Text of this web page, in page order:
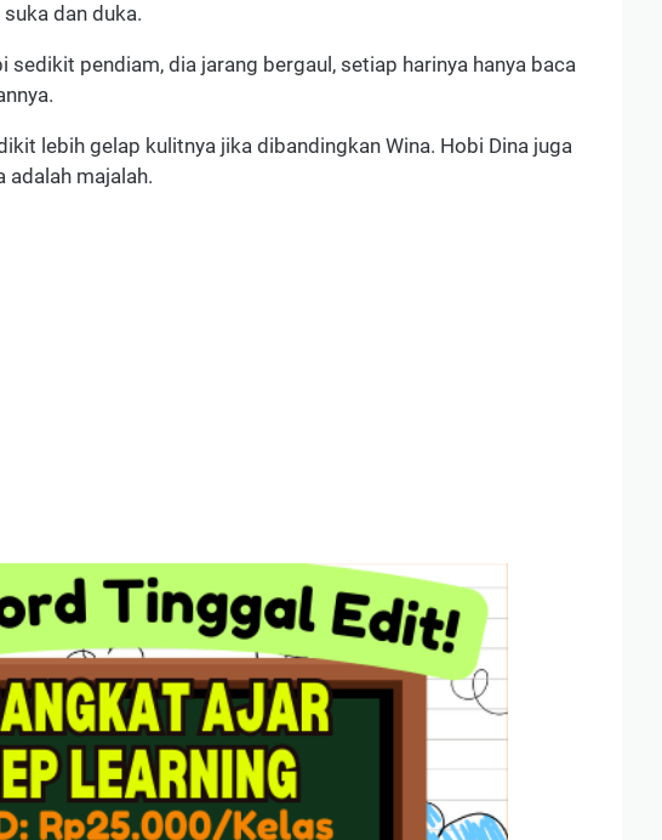
dan duka.
sedikit pendiam, dia jarang bergaul, setiap harinya hanya baca
lebih gelap kulitnya jika dibandingkan Wina. Hobi Dina juga
adalah majalah.